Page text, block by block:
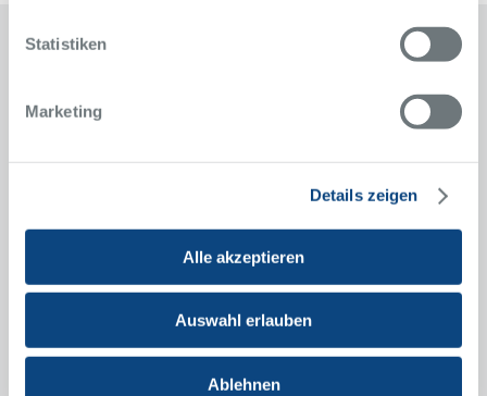
Statistiken
Marketing
Details zeigen
Alle akzeptieren
Auswahl erlauben
Ablehnen
Klinik für Gefäßchirurgie und Angiologie
Alfried Krupp Krankenhaus
45131 Essen
Gefäßmedizinische Notfälle
Telefon0201 434-41122
(Nur für Notfälle, zur Terminvereinbarung nutzen Sie
bitte die nachfolgenden Nummern.)